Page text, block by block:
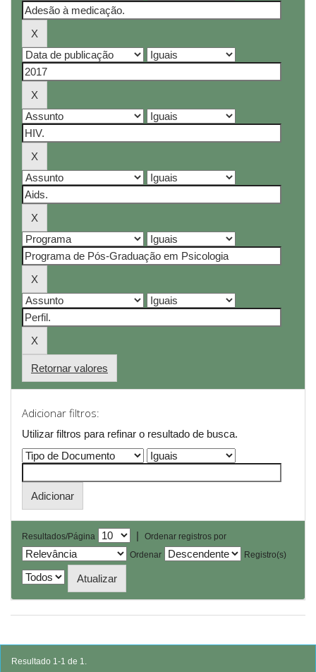
Retornar valores
Adicionar filtros:
Utilizar filtros para refinar o resultado de busca.
Resultados/Página |
Ordenar registros por
Ordenar
Registro(s)
Resultado 1-1 de 1.